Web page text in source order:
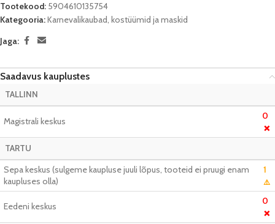
Tootekood: 5904610135754
Kategooria:Karnevalikaubad, kostüümid ja maskid
Jaga:
Saadavus kauplustes
TALLINN
Magistrali keskus 0
❌
TARTU
Sepa keskus (sulgeme kaupluse juuli lõpus, tooteid ei pruugi enam
kaupluses olla)
1
⚠️
Eedeni keskus 0
❌